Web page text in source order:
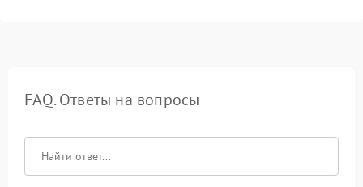
FAQ. Ответы на вопросы